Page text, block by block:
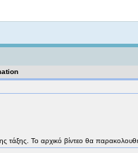
Το αρχικό βίντεο θα